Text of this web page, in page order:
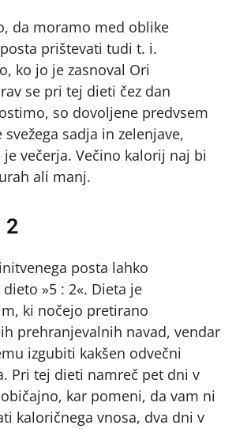
da moramo med oblike
prištevati tudi t. i.
ko jo je zasnoval Ori
se pri tej dieti čez dan
so dovoljene predvsem
sadja in zelenjave,
večerja. Večino kalorij naj bi
ali manj.
2
posta lahko
»5 : 2«. Dieta je
ki nočejo pretirano
prehranjevalnih navad, vendar
izgubiti kakšen odvečni
Pri tej dieti namreč pet dni v
kar pomeni, da vam ni
kaloričnega vnosa, dva dni v